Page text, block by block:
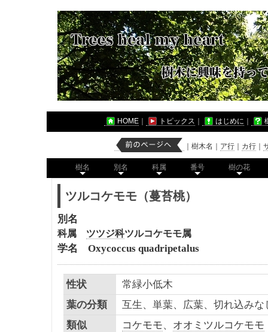
HOME トピックス はじめに
樹木名 ア行 カ行
樹名 別名 科属 番号 樹の花
ツルコケモモ（蔓苔桃）
別名
科属 ツツジ科ツルコケモモ属
学名 Oxycoccus quadripetalus
性状
常緑小低木
葉の分類
互生、単葉、広葉、切れ込みな
類似
コケモモ、 オオミツルコケモモ